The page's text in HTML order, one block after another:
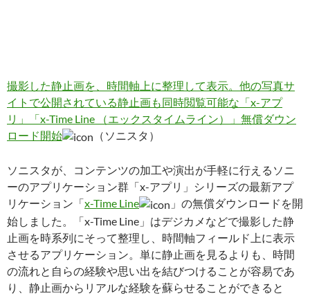
撮影した静止画を、時間軸上に整理して表示。他の写真サ
イトで公開されている静止画も同時閲覧可能な「x-アプ
リ」「x-Time Line （エックスタイムライン）」無償ダウン
ロード開始
（ソニスタ）
ソニスタが、コンテンツの加工や演出が手軽に行えるソニ
ーのアプリケーション群「x-アプリ」シリーズの最新アプ
リケーション「x-Time Line
」の無償ダウンロードを開
始しました。「x-Time Line」はデジカメなどで撮影した静
止画を時系列にそって整理し、時間軸フィールド上に表示
させるアプリケーション。単に静止画を見るよりも、時間
の流れと自らの経験や思い出を結びつけることが容易であ
り、静止画からリアルな経験を蘇らせることができると